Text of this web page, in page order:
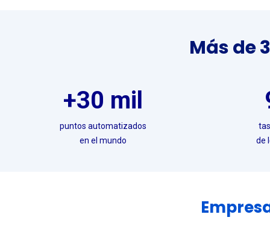
Más de
+30 mil
puntos automatizados
en el mundo
de